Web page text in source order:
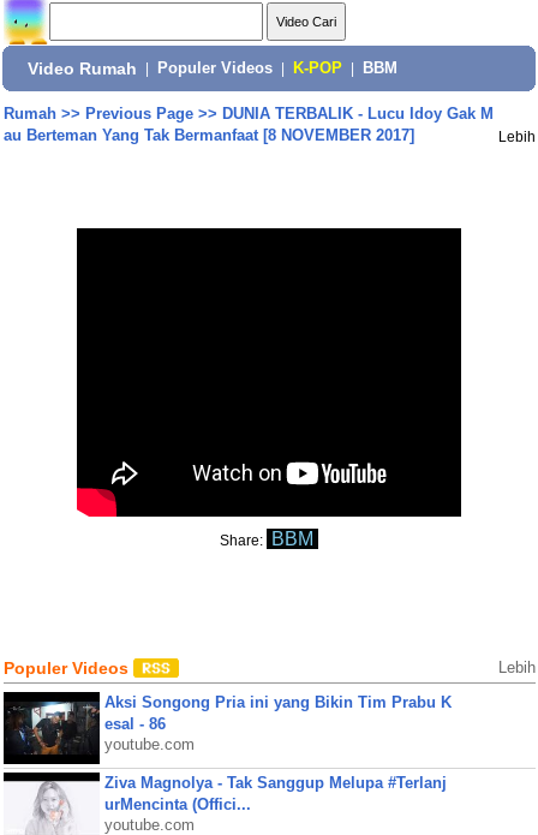
Video Rumah Populer Videos K-POP BBM
Rumah>> Previous Page>> DUNIA TERBALIK - Lucu Idoy Gak M
au Berteman Yang Tak Bermanfaat [8 NOVEMBER 2017]
Lebih
Share: BBM
Populer Videos Lebih
Aksi Songong Pria ini yang Bikin Tim Prabu K
esal - 86
youtube.com
Ziva Magnolya - Tak Sanggup Melupa #Terlanj
urMencinta (Offici...
youtube.com